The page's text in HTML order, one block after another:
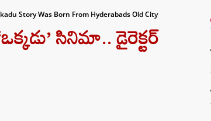
Story Was Born From Hyderabads Old City
సినిమా.. డైరెక్టర్